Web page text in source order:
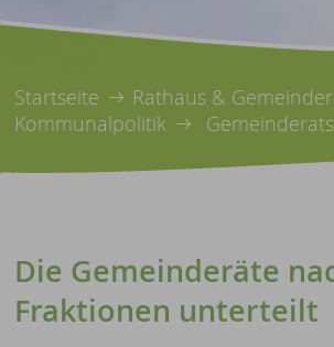
Startseite
Rathaus &
Kommunalpolitik
Die Gemeinderäte
Fraktionen unterteilt